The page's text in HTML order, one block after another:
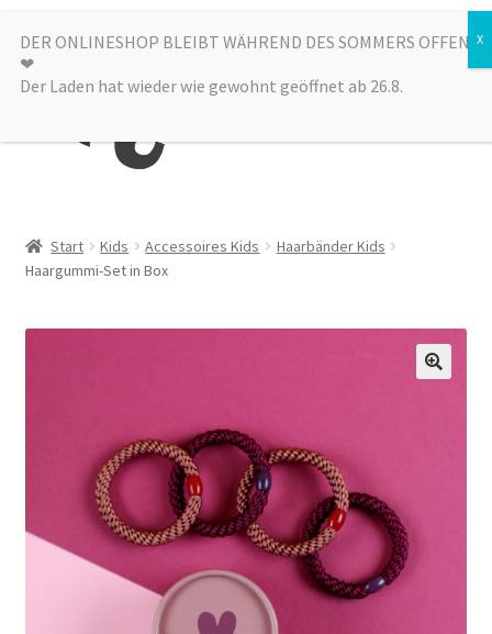
Zur
Navigation
springen
Zum
Inhalt
springen
Menü
Alle Produkte
Sale
Start Kids Accessoires Kids
Haarbänder Kids
Haargummi-Set in Box
DER ONLINESHOP BLEIBT WÄHREND DES SOMMERS OFFEN
❤︎
Der Laden hat wieder wie gewohnt geöffnet ab 26.8.